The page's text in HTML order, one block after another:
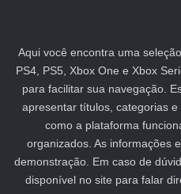
Aqui você encontra uma
PS4, PS5, Xbox One e Xbox
para facilitar sua navegação.
apresentar títulos, categorias
como a plataforma
organizados. As informações
demonstração. Em caso de
disponível no site para falar